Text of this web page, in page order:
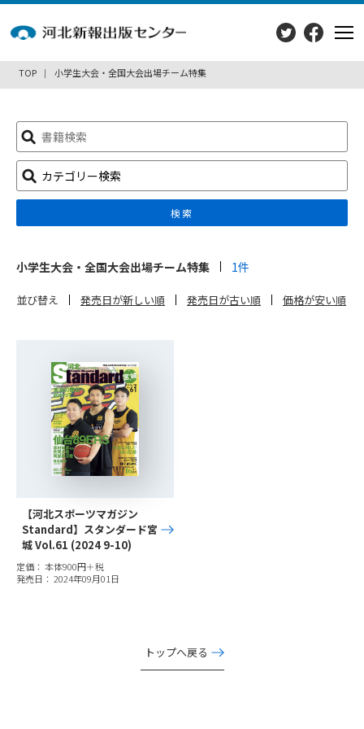
TOP 小学生大会・全国大会出場チーム特集
検
索:
カテゴリー検索
検索
小学生大会・全国大会出場チーム特集 1件
並び替え 発売日が新しい順 発売日が古い順 価格が安い順
【河北スポーツマガジン
Standard】スタンダード宮
城 Vol.61 (2024 9-10)
定価： 本体900円＋税
発売日： 2024年09月01日
トップへ戻る